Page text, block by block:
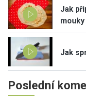
Jak
Jak
Poslední